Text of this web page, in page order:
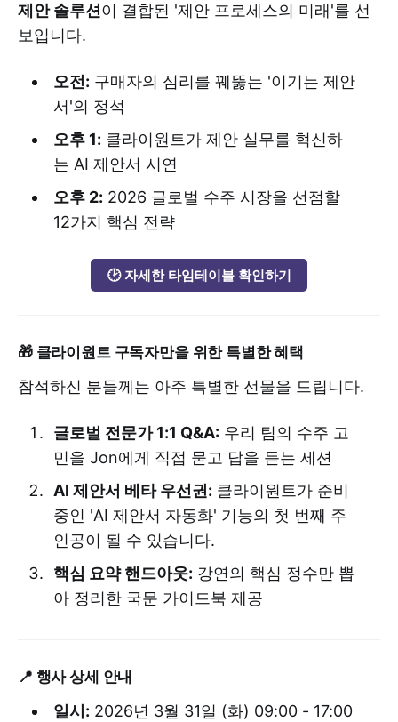
제안 솔루션이 결합된 '제안 프로세스의 미래'를 선
보입니다.
오전: 구매자의 심리를 꿰뚫는 '이기는 제안
서'의 정석
오후 1: 클라이원트가 제안 실무를 혁신하
는 AI 제안서 시연
오후 2: 2026 글로벌 수주 시장을 선점할
12가지 핵심 전략
🕑 자세한 타임테이블 확인하기
🎁 클라이원트 구독자만을 위한 특별한 혜택
참석하신 분들께는 아주 특별한 선물을 드립니다.
글로벌 전문가 1:1 Q&A: 우리 팀의 수주 고
민을 Jon에게 직접 묻고 답을 듣는 세션
AI 제안서 베타 우선권: 클라이원트가 준비
중인 'AI 제안서 자동화' 기능의 첫 번째 주
인공이 될 수 있습니다.
핵심 요약 핸드아웃: 강연의 핵심 정수만 뽑
아 정리한 국문 가이드북 제공
📍 행사 상세 안내
일시: 2026년 3월 31일 (화) 09:00 - 17:00